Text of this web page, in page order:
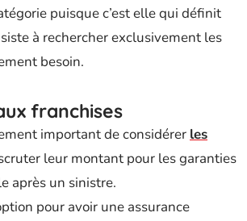
puisque c’est elle qui définit
à rechercher exclusivement les
besoin.
franchises
important de considérer les
leur montant pour les garanties
après un sinistre.
pour avoir une assurance